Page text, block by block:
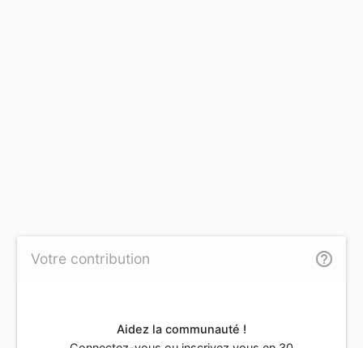
Votre contribution help_outline
Aidez la communauté !